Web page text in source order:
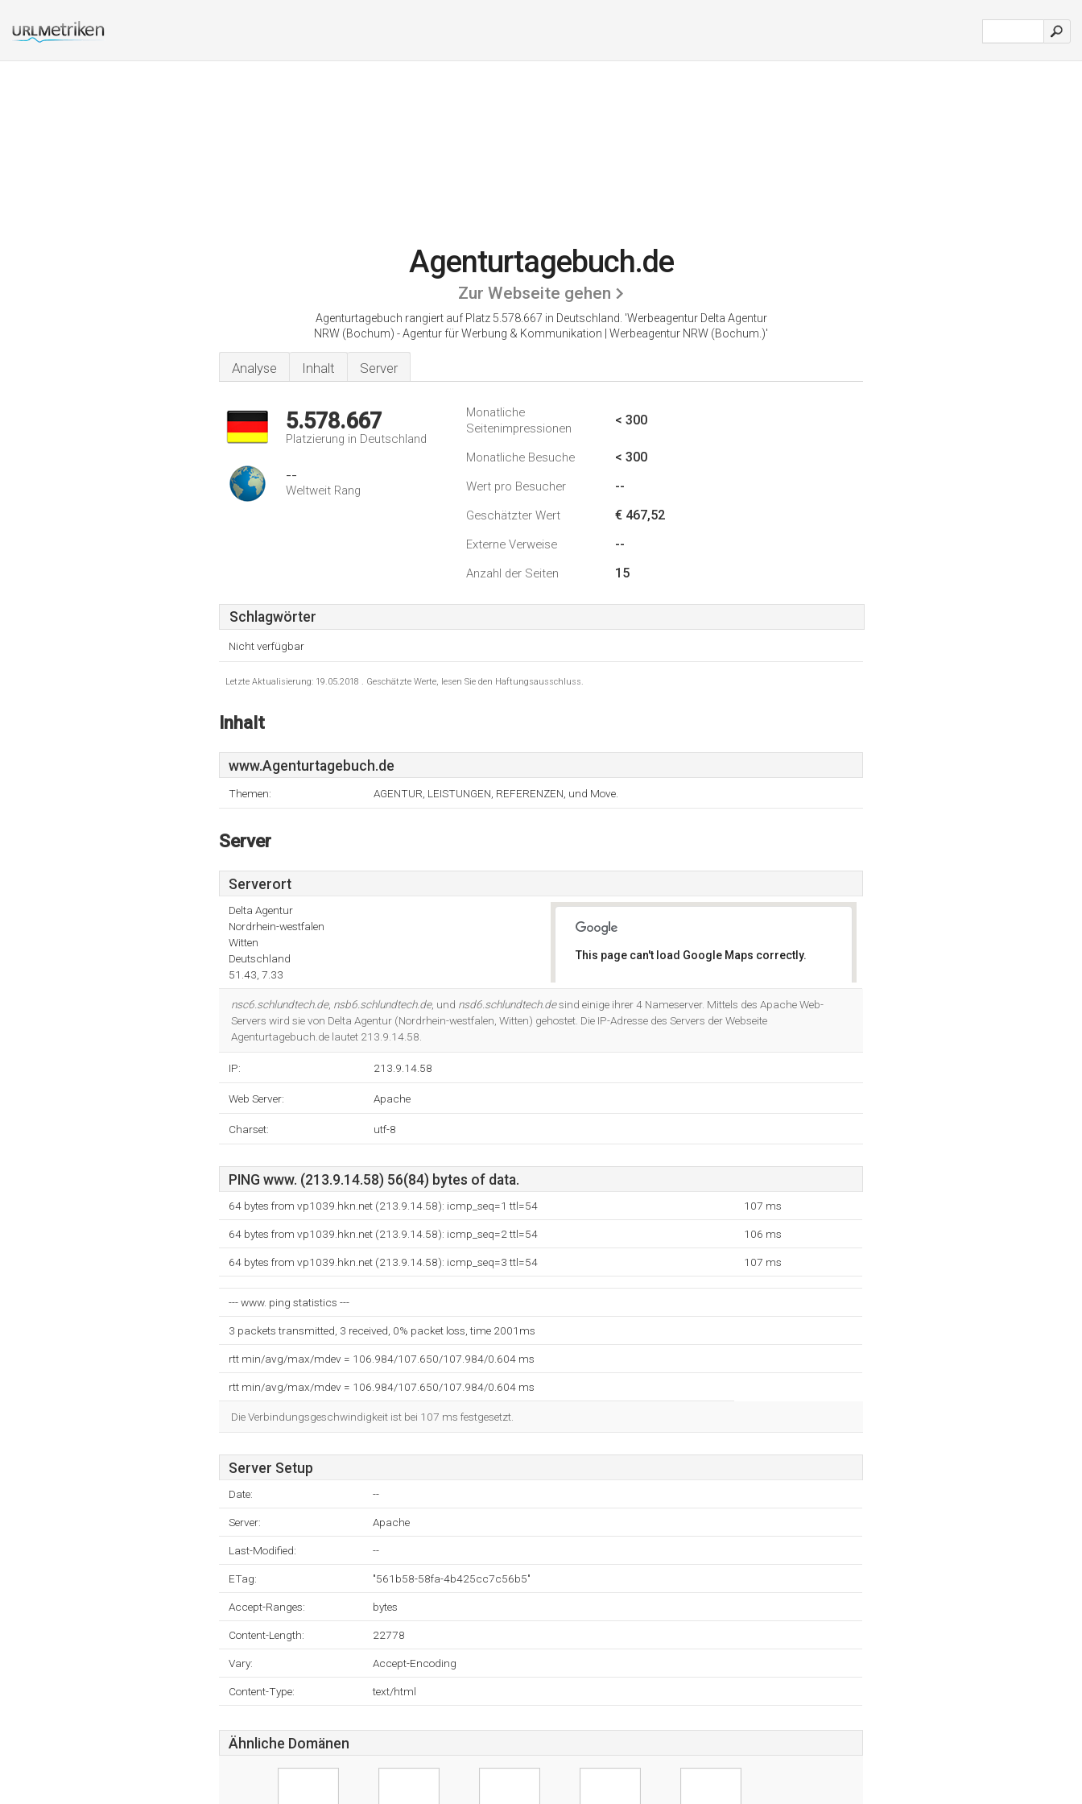
Agenturtagebuch.de
Zur Webseite gehen
Agenturtagebuch rangiert auf Platz 5.578.667 in Deutschland. 'Werbeagentur Delta Agentur
NRW (Bochum) - Agentur für Werbung & Kommunikation | Werbeagentur NRW (Bochum.)'
Analyse Inhalt Server
5.578.667
Platzierung in Deutschland
--
Weltweit Rang
Monatliche
Seitenimpressionen
< 300
Monatliche Besuche < 300
Wert pro Besucher --
Geschätzter Wert € 467,52
Externe Verweise --
Anzahl der Seiten 15
Schlagwörter
Nicht verfügbar
Letzte Aktualisierung: 19.05.2018 . Geschätzte Werte, lesen Sie den Haftungsausschluss.
Inhalt
www.Agenturtagebuch.de
Themen: AGENTUR, LEISTUNGEN, REFERENZEN, und Move.
Server
Serverort
Delta Agentur
Nordrhein-westfalen
Witten
Deutschland
51.43, 7.33
This page can't load Google Maps correctly.
nsc6.schlundtech.de, nsb6.schlundtech.de, und nsd6.schlundtech.desind einige ihrer 4 Nameserver. Mittels des Apache Web-
Servers wird sie von Delta Agentur (Nordrhein-westfalen, Witten) gehostet. Die IP-Adresse des Servers der Webseite
Agenturtagebuch.de lautet 213.9.14.58.
IP: 213.9.14.58
Web Server: Apache
Charset: utf-8
PING www. (213.9.14.58) 56(84) bytes of data.
64 bytes from vp1039.hkn.net (213.9.14.58): icmp_seq=1 ttl=54 107 ms
64 bytes from vp1039.hkn.net (213.9.14.58): icmp_seq=2 ttl=54 106 ms
64 bytes from vp1039.hkn.net (213.9.14.58): icmp_seq=3 ttl=54 107 ms
--- www. ping statistics ---
3 packets transmitted, 3 received, 0% packet loss, time 2001ms
rtt min/avg/max/mdev = 106.984/107.650/107.984/0.604 ms
rtt min/avg/max/mdev = 106.984/107.650/107.984/0.604 ms
Die Verbindungsgeschwindigkeit ist bei 107 ms festgesetzt.
Server Setup
Date: --
Server: Apache
Last-Modified: --
ETag: "561b58-58fa-4b425cc7c56b5"
Accept-Ranges: bytes
Content-Length: 22778
Vary: Accept-Encoding
Content-Type: text/html
Ähnliche Domänen